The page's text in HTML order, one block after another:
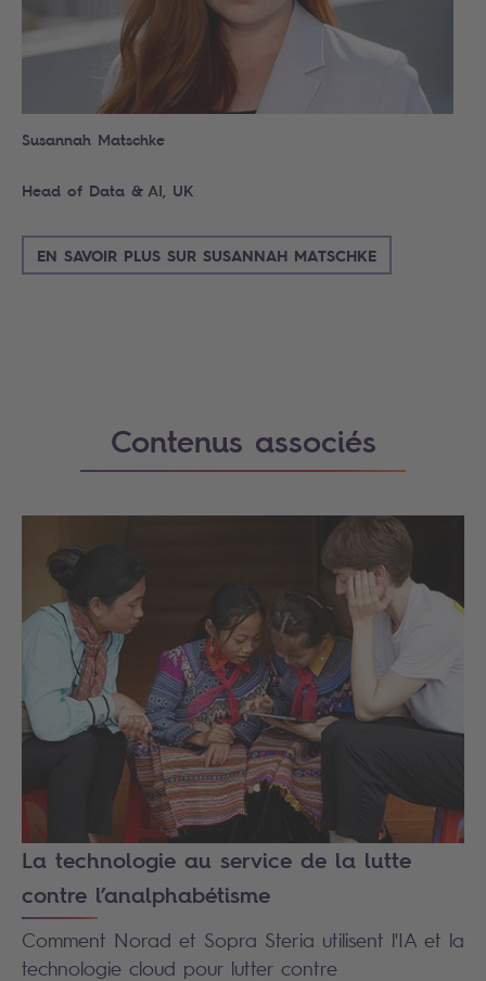
Susannah Matschke
Head of Data & AI, UK
EN SAVOIR PLUS SUR SUSANNAH MATSCHKE
Contenus associés
La technologie au service de la lutte
contre l’analphabétisme
Comment Norad et Sopra Steria utilisent l'IA et la
technologie cloud pour lutter contre